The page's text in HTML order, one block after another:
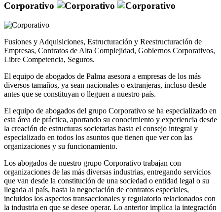
Corporativo
Fusiones y Adquisiciones, Estructuración y Reestructuración de
Empresas, Contratos de Alta Complejidad, Gobiernos Corporativos,
Libre Competencia, Seguros.
El equipo de abogados de Palma asesora a empresas de los más
diversos tamaños, ya sean nacionales o extranjeras, incluso desde
antes que se constituyan o lleguen a nuestro país.
El equipo de abogados del grupo Corporativo se ha especializado en
esta área de práctica, aportando su conocimiento y experiencia desde
la creación de estructuras societarias hasta el consejo integral y
especializado en todos los asuntos que tienen que ver con las
organizaciones y su funcionamiento.
Los abogados de nuestro grupo Corporativo trabajan con
organizaciones de las más diversas industrias, entregando servicios
que van desde la constitución de una sociedad o entidad legal o su
llegada al país, hasta la negociación de contratos especiales,
incluidos los aspectos transaccionales y regulatorio relacionados con
la industria en que se desee operar. Lo anterior implica la integración